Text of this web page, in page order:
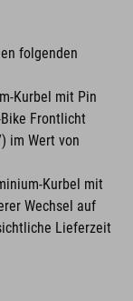
folgenden
Kurbel mit Pin
Frontlicht
im Wert von
Kurbel mit
Wechsel auf
Lieferzeit